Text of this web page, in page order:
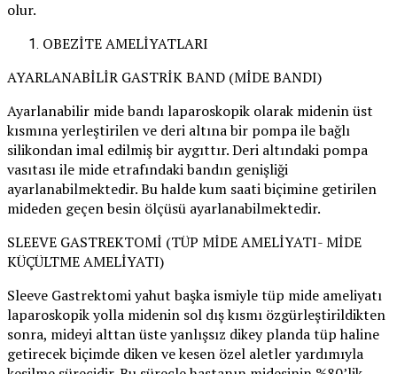
olur.
OBEZİTE AMELİYATLARI
AYARLANABİLİR GASTRİK BAND (MİDE BANDI)
Ayarlanabilir mide bandı laparoskopik olarak midenin üst
kısmına yerleştirilen ve deri altına bir pompa ile bağlı
silikondan imal edilmiş bir aygıttır. Deri altındaki pompa
vasıtası ile mide etrafındaki bandın genişliği
ayarlanabilmektedir. Bu halde kum saati biçimine getirilen
mideden geçen besin ölçüsü ayarlanabilmektedir.
SLEEVE GASTREKTOMİ (TÜP MİDE AMELİYATI- MİDE
KÜÇÜLTME AMELİYATI)
Sleeve Gastrektomi yahut başka ismiyle tüp mide ameliyatı
laparoskopik yolla midenin sol dış kısmı özgürleştirildikten
sonra, mideyi alttan üste yanlışsız dikey planda tüp haline
getirecek biçimde diken ve kesen özel aletler yardımıyla